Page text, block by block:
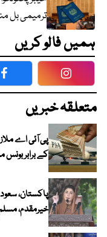
ترمیمی بل
ہمیں فالو کریں
Facebook
متعلقہ خبریں
پی آئی اے
کے برابر بونس
پاکستان،
خیرمقدم، مسلم